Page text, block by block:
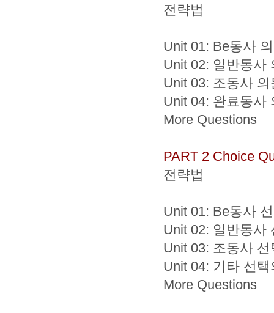
전략법
Unit 01: Be동사
Unit 02: 일반동사
Unit 03: 조동사 의
Unit 04: 완료동사
More Questions
PART 2 Choice
전략법
Unit 01: Be동사
Unit 02: 일반동사
Unit 03: 조동사
Unit 04: 기타 선택
More Questions